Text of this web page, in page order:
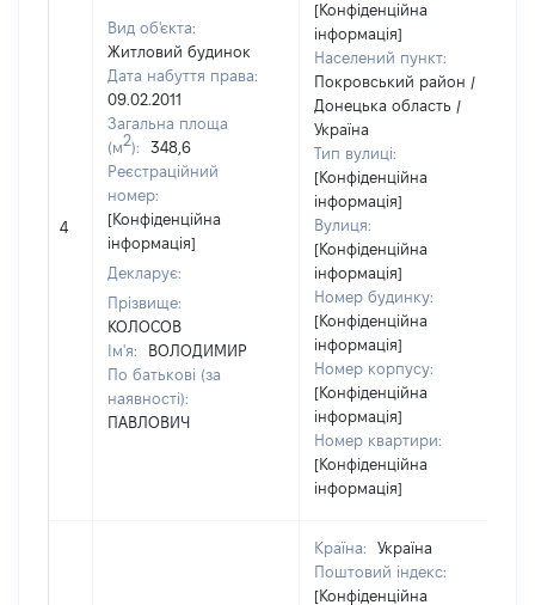
4
Вид об'єкта:
Житловий будинок
Дата набуття права:
09.02.2011
Загальна площа
(м2):
348,6
Реєстраційний
номер:
[Конфіденційна
інформація]
Декларує:
Прізвище:
КОЛОСОВ
Ім'я:
ВОЛОДИМИР
По батькові (за
наявності):
ПАВЛОВИЧ
[Конфіденційна
інформація]
Населений пункт:
Покровський район /
Донецька область /
Україна
Тип вулиці:
[Конфіденційна
інформація]
Вулиця:
[Конфіденційна
інформація]
Номер будинку:
[Конфіденційна
інформація]
Номер корпусу:
[Конфіденційна
інформація]
Номер квартири:
[Конфіденційна
інформація]
Країна:
Україна
Поштовий індекс:
[Конфіденційна